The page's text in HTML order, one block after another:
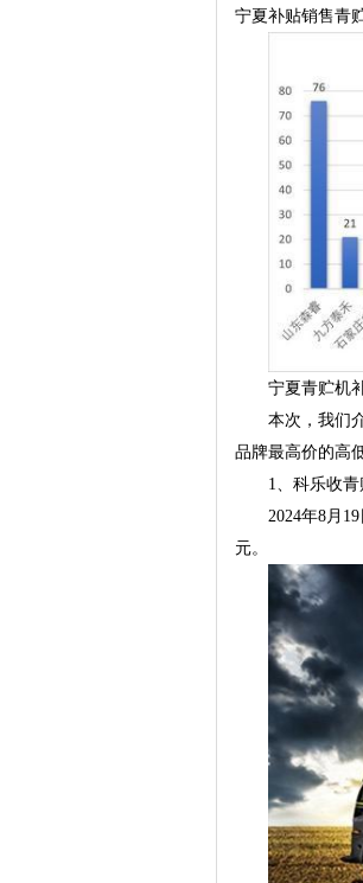
宁夏补贴销售青
宁夏青贮机
本次，我们
品牌最高价的高
1、科乐收
2024年8月
元。